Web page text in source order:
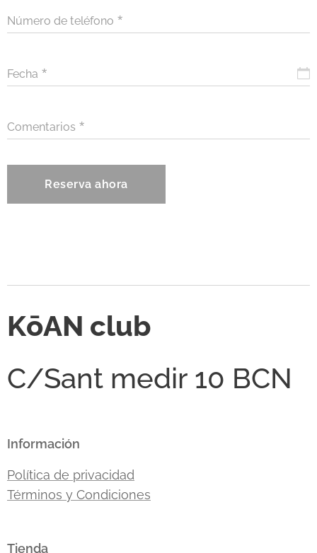
Número de teléfono
Fecha
Comentarios
Reserva ahora
KōAN club
C/Sant medir 10 BCN
Información
Política de privacidad
Términos y Condiciones
Tienda